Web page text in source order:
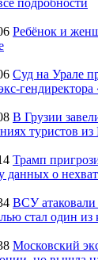
подробности
Ребёнок и
Суд на Урале
В Грузии
туристов
Трамп
данных о
ВСУ атаковали
стал один
Московский